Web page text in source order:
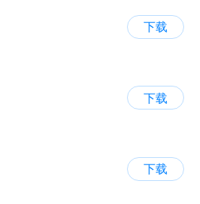
下载
下载
下载